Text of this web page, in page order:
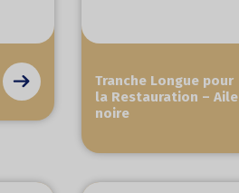
Tranche Longue pour
la Restauration – Aile
noire